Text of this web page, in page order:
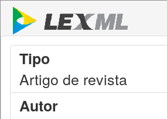
Tipo
Artigo de revista
Autor